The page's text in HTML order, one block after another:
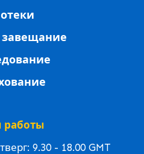
завещание
работы
9.30 - 18.00 GMT